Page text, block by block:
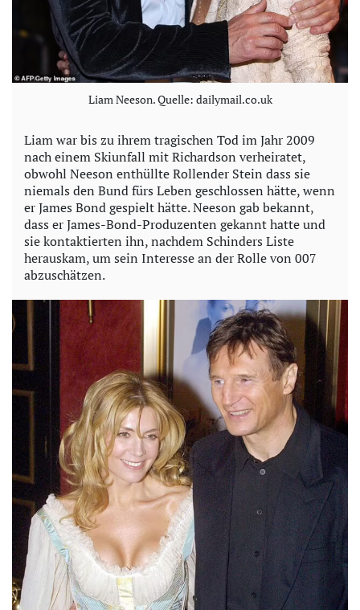
Liam Neeson. Quelle: dailymail.co.uk
Liam war bis zu ihrem tragischen Tod im Jahr 2009
nach einem Skiunfall mit Richardson verheiratet,
obwohl Neeson enthüllte Rollender Stein dass sie
niemals den Bund fürs Leben geschlossen hätte, wenn
er James Bond gespielt hätte. Neeson gab bekannt,
dass er James-Bond-Produzenten gekannt hatte und
sie kontaktierten ihn, nachdem Schinders Liste
herauskam, um sein Interesse an der Rolle von 007
abzuschätzen.